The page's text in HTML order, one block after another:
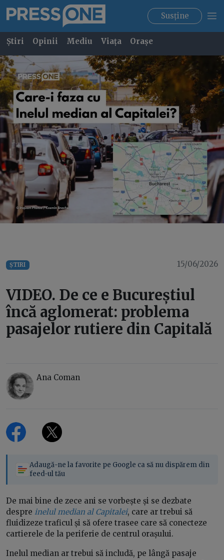
Susține
Știri Opinii Mediu Viața Orașe
ȘTIRI 15/06/2026
VIDEO. De ce e Bucureștiul
încă aglomerat: problema
pasajelor rutiere din Capitală
Ana Coman
Adaugă-ne la favorite pe Google ca să nu dispărem din
feed-ul tău
De mai bine de zece ani se vorbește și se dezbate
despre inelul median al Capitalei, care ar trebui să
fluidizeze traficul și să ofere trasee care să conecteze
cartierele de la periferie de centrul orașului.
Inelul median ar trebui să includă, pe lângă pasaje